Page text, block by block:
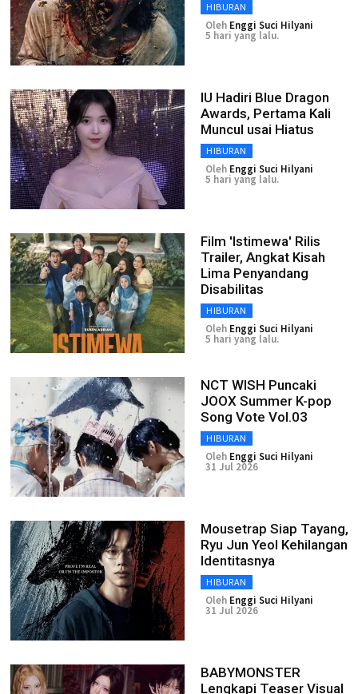
HIBURAN
Oleh Enggi Suci Hilyani
5 hari yang lalu.
IU Hadiri Blue Dragon
Awards, Pertama Kali
Muncul usai Hiatus
HIBURAN
Oleh Enggi Suci Hilyani
5 hari yang lalu.
Film 'Istimewa' Rilis
Trailer, Angkat Kisah
Lima Penyandang
Disabilitas
HIBURAN
Oleh Enggi Suci Hilyani
5 hari yang lalu.
NCT WISH Puncaki
JOOX Summer K-pop
Song Vote Vol.03
HIBURAN
Oleh Enggi Suci Hilyani
31 Jul 2026
Mousetrap Siap Tayang,
Ryu Jun Yeol Kehilangan
Identitasnya
HIBURAN
Oleh Enggi Suci Hilyani
31 Jul 2026
BABYMONSTER
Lengkapi Teaser Visual